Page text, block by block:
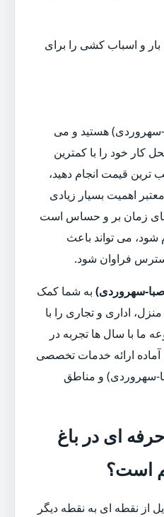
بار و اسباب کشی را برای
سهروردی) هستید و می
کار خود را با کمترین
ترین قیمت انجام دهید،
اهمیت بسیار زیادی
زمان بر و حساس است
شود، می تواند باعث
فراوان شود.
صبا-سهروردی) به شما کمک
منزل، اداری و تجاری را با
ما با سال ها تجربه در
ارائه خدمات تخصصی
سهروردی) و مناطق
ای در باغ
است؟
از نقطه ای به نقطه دیگر